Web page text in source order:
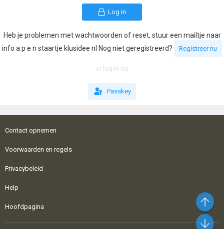
Log in
Heb je problemen met wachtwoorden of reset, stuur een mailtje naar
info a p e n staartje klusidee nl Nog niet geregistreerd?
Registreer nu
or log in via
Passkey
Contact opnemen
Voorwaarden en regels
Privacybeleid
Help
Hoofdpagina